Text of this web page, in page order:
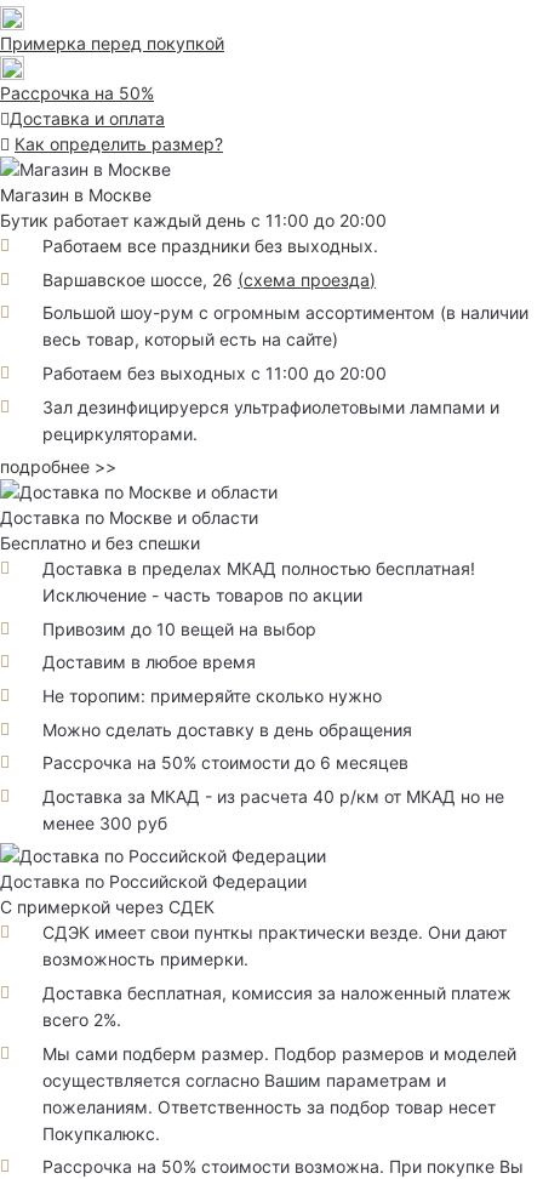
Примерка перед покупкой
Рассрочка на 50%
Доставка и оплата
Как определить размер?
Магазин в Москве
Бутик работает каждый день с 11:00 до 20:00
Работаем все праздники без выходных.
Варшавское шоссе, 26 (схема проезда)
Большой шоу-рум с огромным ассортиментом (в наличии
весь товар, который есть на сайте)
Работаем без выходных с 11:00 до 20:00
Зал дезинфицируерся ультрафиолетовыми лампами и
рециркуляторами.
подробнее >>
Доставка по Москве и области
Бесплатно и без спешки
Доставка в пределах МКАД полностью бесплатная!
Исключение - часть товаров по акции
Привозим до 10 вещей на выбор
Доставим в любое время
Не торопим: примеряйте сколько нужно
Можно сделать доставку в день обращения
Рассрочка на 50% стоимости до 6 месяцев
Доставка за МКАД - из расчета 40 р/км от МКАД но не
менее 300 руб
Доставка по Российской Федерации
С примеркой через СДЕК
СДЭК имеет свои пунткы практически везде. Они дают
возможность примерки.
Доставка бесплатная, комиссия за наложенный платеж
всего 2%.
Мы сами подберм размер. Подбор размеров и моделей
осуществляется согласно Вашим параметрам и
пожеланиям. Ответственность за подбор товар несет
Покупкалюкс.
Рассрочка на 50% стоимости возможна. При покупке Вы